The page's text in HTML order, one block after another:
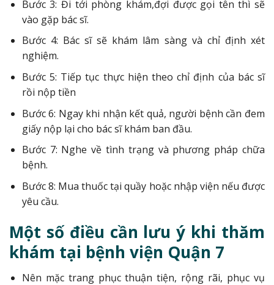
Bước 3: Đi tới phòng khám,đợi được gọi tên thì sẽ
vào gặp bác sĩ.
Bước 4: Bác sĩ sẽ khám lâm sàng và chỉ định xét
nghiệm.
Bước 5: Tiếp tục thực hiện theo chỉ định của bác sĩ
rồi nộp tiền
Bước 6: Ngay khi nhận kết quả, người bệnh cần đem
giấy nộp lại cho bác sĩ khám ban đầu.
Bước 7: Nghe về tình trạng và phương pháp chữa
bệnh.
Bước 8: Mua thuốc tại quầy hoặc nhập viện nếu được
yêu cầu.
Một số điều cần lưu ý khi thăm
khám tại bệnh viện Quận 7
Nên mặc trang phục thuận tiện, rộng rãi, phục vụ